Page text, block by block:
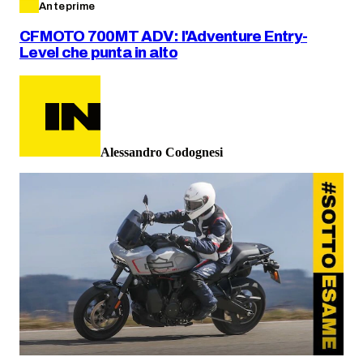
Anteprime
CFMOTO 700MT ADV: l'Adventure Entry-
Level che punta in alto
Alessandro Codognesi